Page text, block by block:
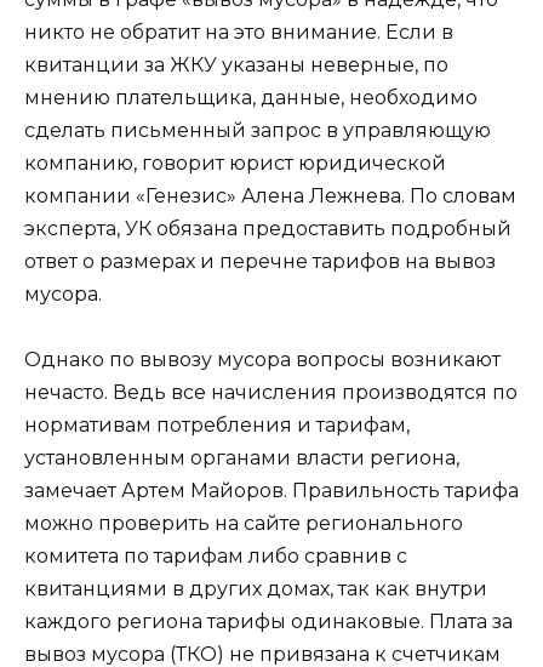
никто не обратит на это внимание. Если в
квитанции за ЖКУ указаны неверные, по
мнению плательщика, данные, необходимо
сделать письменный запрос в управляющую
компанию, говорит юрист юридической
компании «Генезис» Алена Лежнева. По словам
эксперта, УК обязана предоставить подробный
ответ о размерах и перечне тарифов на вывоз
мусора.
Однако по вывозу мусора вопросы возникают
нечасто. Ведь все начисления производятся по
нормативам потребления и тарифам,
установленным органами власти региона,
замечает Артем Майоров. Правильность тарифа
можно проверить на сайте регионального
комитета по тарифам либо сравнив с
квитанциями в других домах, так как внутри
каждого региона тарифы одинаковые. Плата за
вывоз мусора (ТКО) не привязана к счетчикам